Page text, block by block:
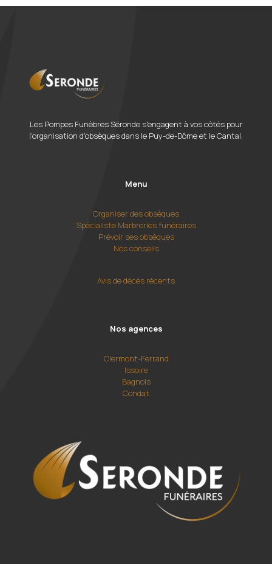
Les Pompes Funèbres Séronde s'engagent à vos côtés pour
l'organisation d'obsèques dans le Puy-de-Dôme et le Cantal.
Menu
Organiser des obsèques
Spécialiste Marbreries funéraires
Prévoir ses obsèques
Nos conseils
Avis de décès récents
Nos agences
Clermont-Ferrand
Issoire
Bagnols
Condat